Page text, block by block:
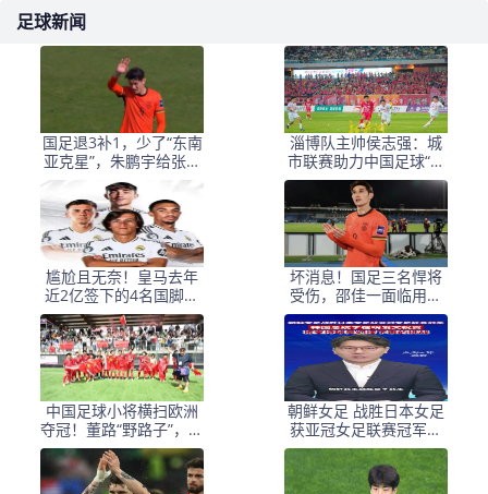
足球新闻
国足退3补1，少了“东南
亚克星”，朱鹏宇给张玉
宁当替补 防线不稳
淄博队主帅侯志强：城
市联赛助力中国足球“基
础建设”｜专访
尴尬且无奈！皇马去年
近2亿签下的4名国脚新
援，今夏均无缘世界杯
坏消息！国足三名悍将
受伤，邵佳一面临用人
荒，武磊也难出场
中国足球小将横扫欧洲
夺冠！董路“野路子”，撕
开了谁的遮羞布？
朝鲜女足 战胜日本女足
获亚冠女足联赛冠军李
在明 发文祝贺